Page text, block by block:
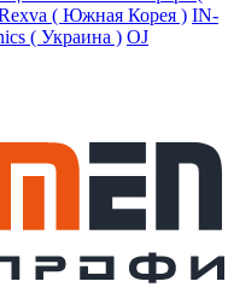
( Южная Корея ) IN-
( Украина ) OJ